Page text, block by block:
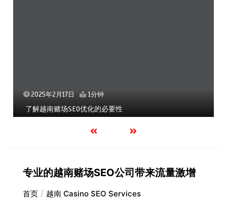
2025年2月17日 1分钟
了解越南赌场SEO优化的必要性
专业的越南赌场SEO公司带来流量激增
首页 越南 Casino SEO Services